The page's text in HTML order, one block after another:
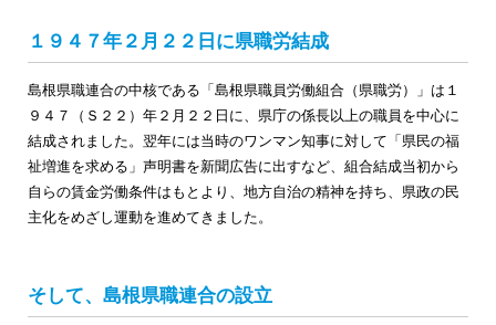
１９４７年２月２２日に県職労結成
島根県職連合の中核である「島根県職員労働組合（県職労）」は１
９４７（Ｓ２２）年２月２２日に、県庁の係長以上の職員を中心に
結成されました。翌年には当時のワンマン知事に対して「県民の福
祉増進を求める」声明書を新聞広告に出すなど、組合結成当初から
自らの賃金労働条件はもとより、地方自治の精神を持ち、県政の民
主化をめざし運動を進めてきました。
そして、島根県職連合の設立